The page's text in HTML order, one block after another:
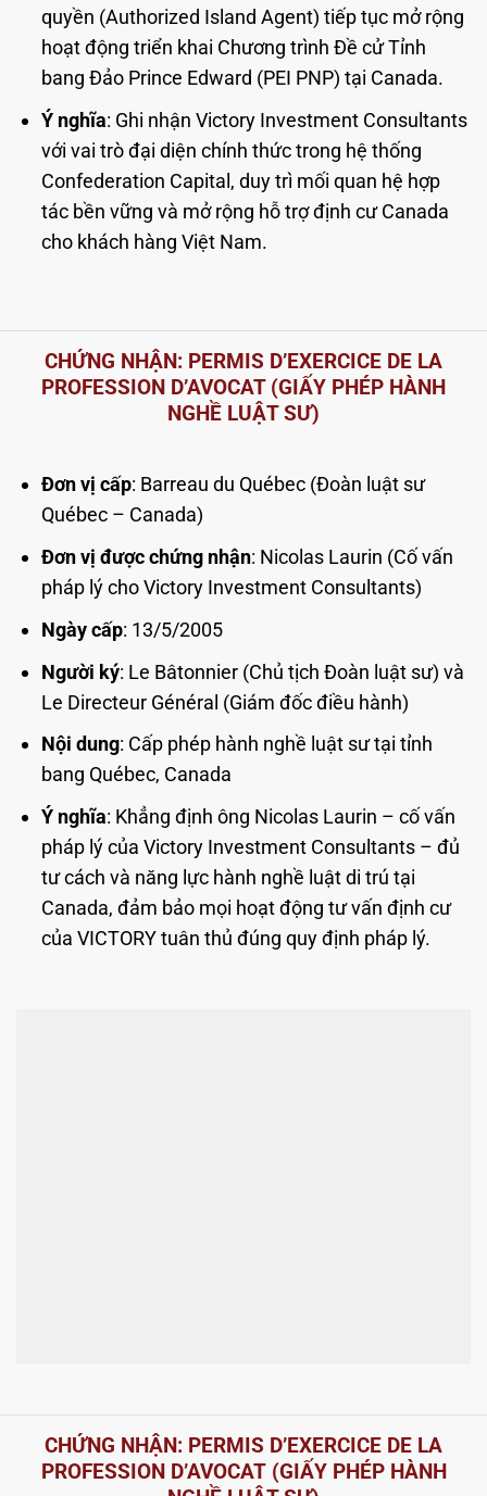
quyền (Authorized Island Agent) tiếp tục mở rộng
hoạt động triển khai Chương trình Đề cử Tỉnh
bang Đảo Prince Edward (PEI PNP) tại Canada.
Ý nghĩa: Ghi nhận Victory Investment Consultants
với vai trò đại diện chính thức trong hệ thống
Confederation Capital, duy trì mối quan hệ hợp
tác bền vững và mở rộng hỗ trợ định cư Canada
cho khách hàng Việt Nam.
CHỨNG NHẬN: PERMIS D’EXERCICE DE LA
PROFESSION D’AVOCAT (GIẤY PHÉP HÀNH
NGHỀ LUẬT SƯ)
Đơn vị cấp: Barreau du Québec (Đoàn luật sư
Québec – Canada)
Đơn vị được chứng nhận: Nicolas Laurin (Cố vấn
pháp lý cho Victory Investment Consultants)
Ngày cấp: 13/5/2005
Người ký: Le Bâtonnier (Chủ tịch Đoàn luật sư) và
Le Directeur Général (Giám đốc điều hành)
Nội dung: Cấp phép hành nghề luật sư tại tỉnh
bang Québec, Canada
Ý nghĩa: Khẳng định ông Nicolas Laurin – cố vấn
pháp lý của Victory Investment Consultants – đủ
tư cách và năng lực hành nghề luật di trú tại
Canada, đảm bảo mọi hoạt động tư vấn định cư
của VICTORY tuân thủ đúng quy định pháp lý.
CHỨNG NHẬN: PERMIS D’EXERCICE DE LA
PROFESSION D’AVOCAT(GIẤY PHÉP HÀNH